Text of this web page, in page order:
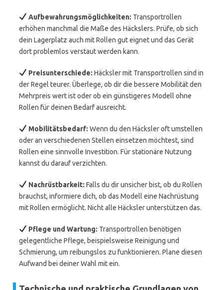
Aufbewahrungsmöglichkeiten: Transportrollen
erhöhen manchmal die Maße des Häckslers. Prüfe, ob sich
dein Lagerplatz auch mit Rollen gut eignet und das Gerät
dort problemlos verstaut werden kann.
Preisunterschiede: Häcksler mit Transportrollen sind in
der Regel teurer. Überlege, ob dir die bessere Mobilität den
Mehrpreis wert ist oder ob ein günstigeres Modell ohne
Rollen für deinen Bedarf ausreicht.
Mobilitätsbedarf: Wenn du den Häcksler oft umstellen
oder an verschiedenen Stellen einsetzen möchtest, sind
Rollen eine sinnvolle Investition. Für stationäre Nutzung
kannst du darauf verzichten.
Nachrüstbarkeit: Falls du dir unsicher bist, ob du Rollen
brauchst, informiere dich, ob das Modell eine Nachrüstung
mit Rollen ermöglicht. Nicht alle Häcksler unterstützen das.
Pflege und Wartung: Transportrollen benötigen
gelegentliche Pflege, beispielsweise Reinigung und
Schmierung, um reibungslos zu funktionieren. Plane diesen
Aufwand bei deiner Wahl mit ein.